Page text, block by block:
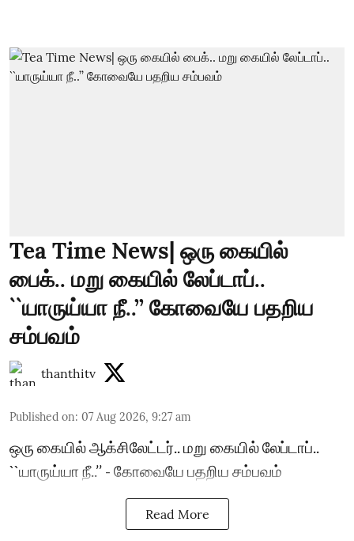
Tea Time News| ஒரு கையில்
பைக்.. மறு கையில் லேப்டாப்..
``யாருய்யா நீ..’’ கோவையே பதறிய
சம்பவம்
thanthitv
Published on: 07 Aug 2026, 9:27 am
ஒரு கையில் ஆக்சிலேட்டர்.. மறு கையில் லேப்டாப்..
``யாருய்யா நீ..’’ - கோவையே பதறிய சம்பவம்
Read More